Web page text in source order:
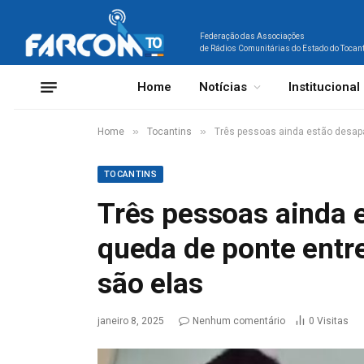
Federação das Associações
de Rádios Comunitárias do Estado do
Home Notícias Institucional
Home » Tocantins » Três pessoas ainda estão
TOCANTINS
Três pessoas ainda
queda de ponte
são elas
janeiro 8, 2025 Nenhum comentário 0 Visitas